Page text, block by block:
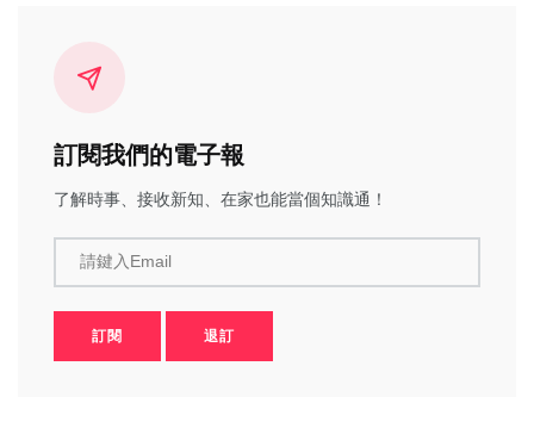
訂閱我們的電子報
了解時事、接收新知、在家也能當個知識通！
請鍵入Email
訂閱 退訂